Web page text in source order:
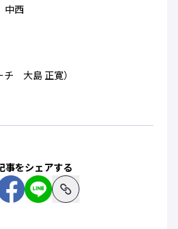
西
チ 大島 正寛）
事をシェアする